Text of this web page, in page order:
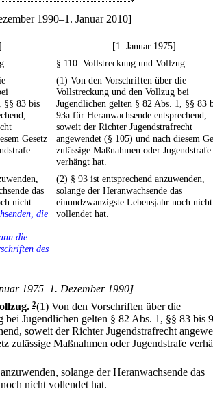
1990–1. Januar 2010]
[1. Januar 1975]
§ 110. Vollstreckung und Vollzug
§§ 83 bis
Gesetz
(1) Von den Vorschriften über die
Vollstreckung und den Vollzug bei
Jugendlichen gelten § 82 Abs. 1, §§ 83
93a für Heranwachsende entsprechend,
soweit der Richter Jugendstrafrecht
angewendet (§ 105) und nach diesem
zulässige Maßnahmen oder Jugendstrafe
verhängt hat.
das
nicht
die
die
des
(2) § 93 ist entsprechend anzuwenden,
solange der Heranwachsende das
einundzwanzigste Lebensjahr noch nicht
vollendet hat.
1975–1. Dezember 1990]
2(1) Von den Vorschriften über die
Jugendlichen gelten § 82 Abs. 1, §§ 83 bis
soweit der Richter Jugendstrafrecht
zulässige Maßnahmen oder Jugendstrafe
solange der Heranwachsende das
nicht vollendet hat.